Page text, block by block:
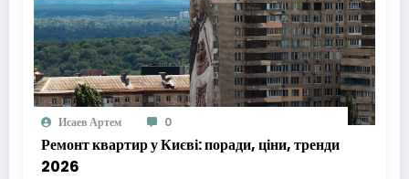
Исаев Артем 0
Ремонт квартир у Києві: поради, ціни, тренди
2026